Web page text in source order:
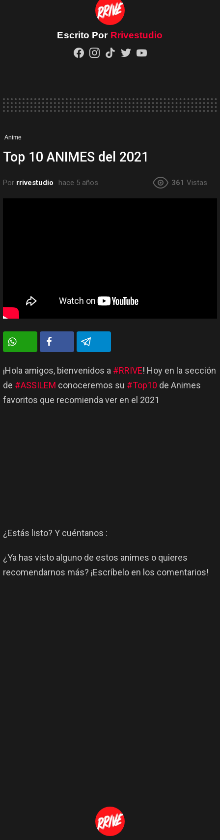
Escrito Por Rrivestudio
facebookinstagram
Anime
Top 10 ANIMES del 2021
Por rrivestudio hace 5 años 361 Vistas
¡Hola amigos, bienvenidos a #RRIVE! Hoy en la sección
de #ASSILEM conoceremos su #Top10 de Animes
favoritos que recomienda ver en el 2021
¿Estás listo? Y cuéntanos :
¿Ya has visto alguno de estos animes o quieres
recomendarnos más? ¡Escríbelo en los comentarios!